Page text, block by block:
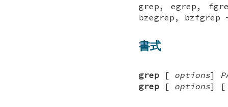
grep, egrep,
bzegrep, bzfgrep -パ
書式
grep [ options]
grep [ options] [